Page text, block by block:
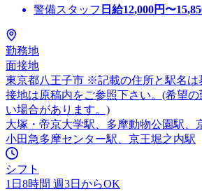
警備スタッフ 日給12,000円〜
勤務地
面接地
東京都八王子市 ※記載の住所と駅名は
接地は原稿内をご参照下さい。(希望
い場合があります。)
大塚・帝京大学駅、多摩動物公園駅、
小田急多摩センター駅、京王堀之内駅
シフト
1日8時間 週3日からOK